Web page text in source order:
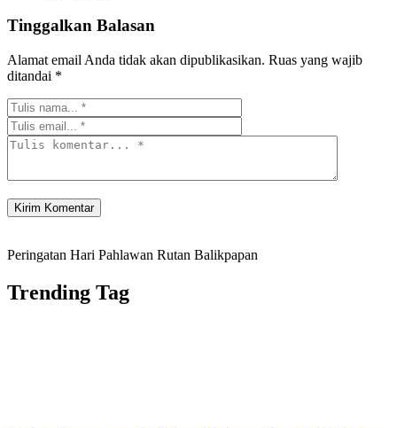
Tinggalkan Balasan
Alamat email Anda tidak akan dipublikasikan. Ruas yang wajib
ditandai *
Peringatan Hari Pahlawan Rutan Balikpapan
Trending Tag